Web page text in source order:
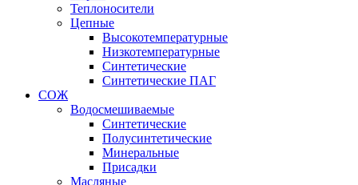
Теплоносители
Цепные
Высокотемпературные
Низкотемпературные
Синтетические
Синтетические ПАГ
СОЖ
Водосмешиваемые
Синтетические
Полусинтетические
Минеральные
Присадки
Масляные